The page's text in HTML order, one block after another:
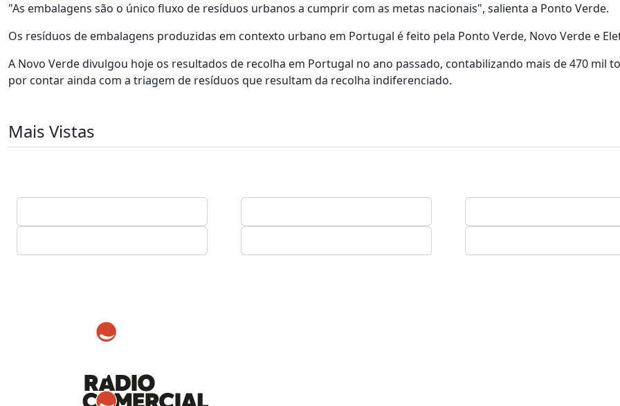
"As embalagens são o único fluxo de resíduos urbanos a cumprir com as metas nacionais", salienta a Ponto Verde.
Os resíduos de embalagens produzidas em contexto urbano em Portugal é feito pela Ponto Verde, Novo Verde e
A Novo Verde divulgou hoje os resultados de recolha em Portugal no ano passado, contabilizando mais de 470 mil
por contar ainda com a triagem de resíduos que resultam da recolha indiferenciado.
Mais Vistas